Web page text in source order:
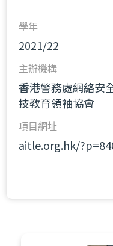
學年
2021/22
主辦機構
香港警務處網絡安
技教育領袖協會
項目網址
aitle.org.hk/